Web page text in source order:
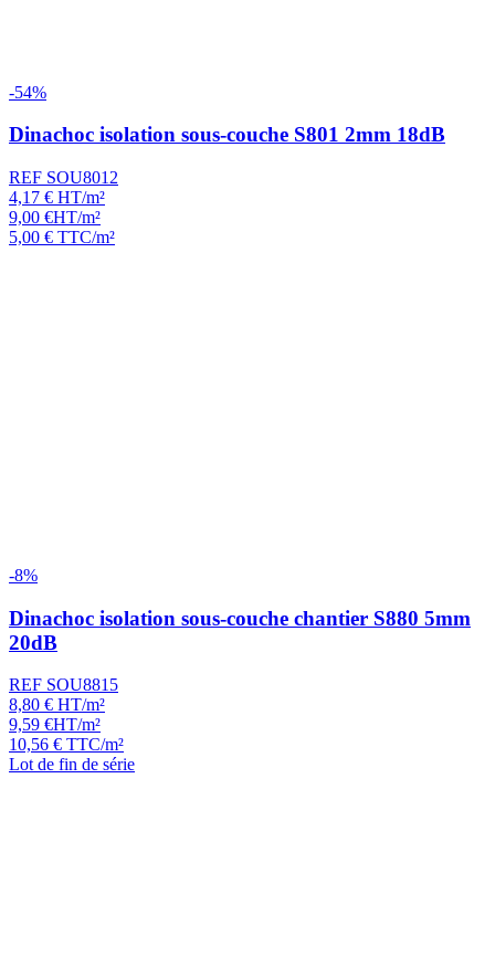
-54%
Dinachoc isolation sous-couche S801 2mm 18dB
REF SOU8012
4,17 € HT/m²
9,00 €HT/m²
5,00 € TTC/m²
-8%
Dinachoc isolation sous-couche chantier S880 5mm
20dB
REF SOU8815
8,80 € HT/m²
9,59 €HT/m²
10,56 € TTC/m²
Lot de fin de série